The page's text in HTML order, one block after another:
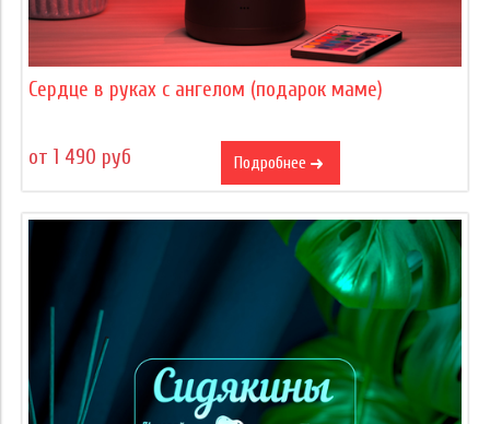
Сердце в руках с ангелом (подарок маме)
от 1 490 руб Подробнее